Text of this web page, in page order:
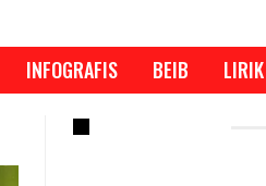
INFOGRAFIS BEIB LIRIK